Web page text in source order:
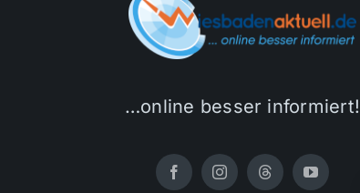
…online besser informiert!